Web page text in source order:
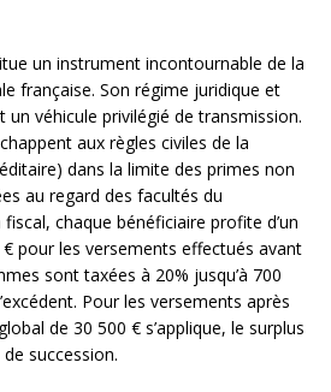
un instrument incontournable de la
française. Son régime juridique et
véhicule privilégié de transmission.
aux règles civiles de la
dans la limite des primes non
au regard des facultés du
chaque bénéficiaire profite d’un
pour les versements effectués avant
sont taxées à 20% jusqu’à 700
Pour les versements après
de 30 500 € s’applique, le surplus
succession.